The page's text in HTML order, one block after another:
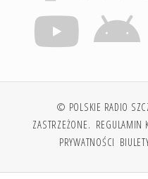
© POLSKIE RADIO
ZASTRZEŻONE. REGULAMIN
PRYWATNOŚCI